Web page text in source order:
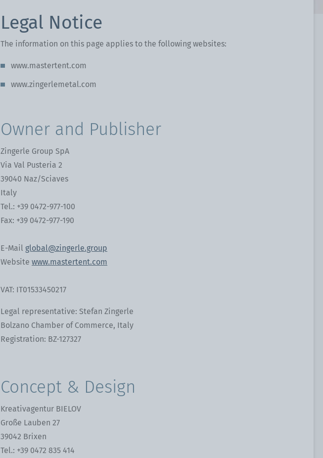
Legal Notice
The information on this page applies to the following websites:
www.mastertent.com
www.zingerlemetal.com
Owner and Publisher
Zingerle Group SpA
Via Val Pusteria 2
39040 Naz/Sciaves
Italy
Tel.: +39 0472-977-100
Fax: +39 0472-977-190
E-Mail global@zingerle.group
Website www.mastertent.com
VAT: IT01533450217
Legal representative: Stefan Zingerle
Bolzano Chamber of Commerce, Italy
Registration: BZ-127327
Concept & Design
Kreativagentur BIELOV
Große Lauben 27
39042 Brixen
Tel.: +39 0472 835 414